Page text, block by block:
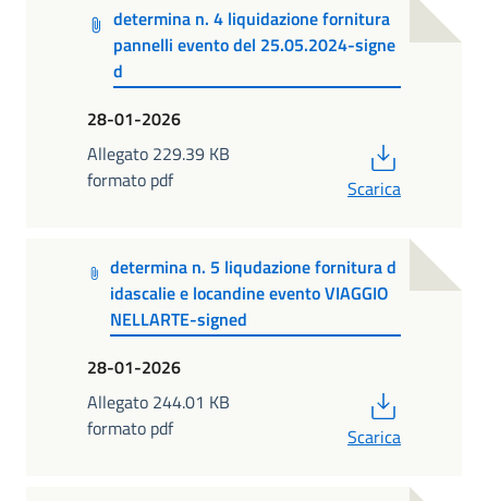
determina n. 4 liquidazione fornitura
pannelli evento del 25.05.2024-signe
d
28-01-2026
Allegato 229.39 KB
formato pdf
Scarica
determina n. 5 liqudazione fornitura d
idascalie e locandine evento VIAGGIO
NELLARTE-signed
28-01-2026
Allegato 244.01 KB
formato pdf
Scarica